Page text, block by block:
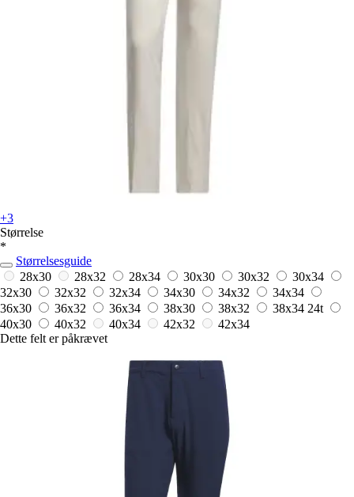
+3
Størrelse
*
Størrelsesguide
28x30
28x32 28x34 30x30 30x32
30x34
32x30
32x32 32x34 34x30 34x32
34x34
36x30
36x32 36x34 38x30 38x32 38x34 24t
40x30
40x32 40x34 42x32
42x34
Dette felt er påkrævet